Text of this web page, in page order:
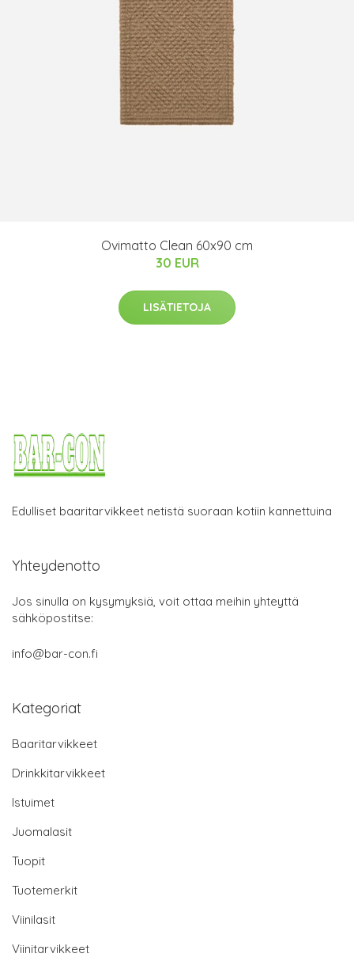
Ovimatto Clean 60x90 cm
30 EUR
LISÄTIETOJA
Edulliset baaritarvikkeet netistä suoraan kotiin kannettuina
Yhteydenotto
Jos sinulla on kysymyksiä, voit ottaa meihin yhteyttä
sähköpostitse:
info@bar-con.fi
Kategoriat
Baaritarvikkeet
Drinkkitarvikkeet
Istuimet
Juomalasit
Tuopit
Tuotemerkit
Viinilasit
Viinitarvikkeet